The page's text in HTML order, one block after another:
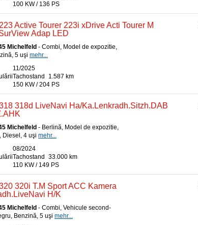
100 KW / 136 PS
Active Tourer 223i xDrive Acti Tourer M
Adap LED
Michelfeld - Combi, Model de expozitie,
5 uşi mehr...
11/2025
Tachostand
1.587 km
150 KW / 204 PS
318d LiveNavi Ha/Ka.Lenkradh.Sitzh.DAB
Michelfeld - Berlină, Model de expozitie,
Diesel, 4 uşi mehr...
08/2024
Tachostand
33.000 km
110 KW / 149 PS
320i T.M Sport ACC Kamera
H/K
Michelfeld - Combi, Vehicule second-
Benzină, 5 uşi mehr...